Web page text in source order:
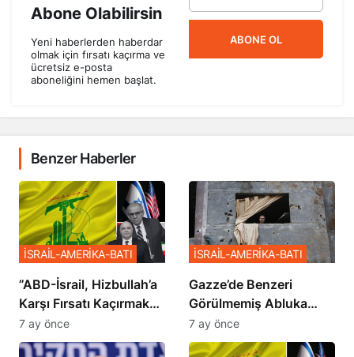
Abone Olabilirsin
Yeni haberlerden haberdar
olmak için fırsatı kaçırma ve
ücretsiz e-posta
aboneliğini hemen başlat.
ABONE OL
Benzer Haberler
​​​​​​​”ABD-İsrail, Hizbullah’a
Karşı Fırsatı Kaçırmak
İstemiyor”
İSRAİL-AMERİKA-BATI
7 ay önce
​​​​​​​Gazze’de Benzeri
Görülmemiş Abluka
Planı
İSRAİL-AMERİKA-BATI
7 ay önce